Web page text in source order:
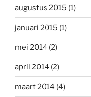
augustus 2015 (1)
januari 2015 (1)
mei 2014 (2)
april 2014 (2)
maart 2014 (4)